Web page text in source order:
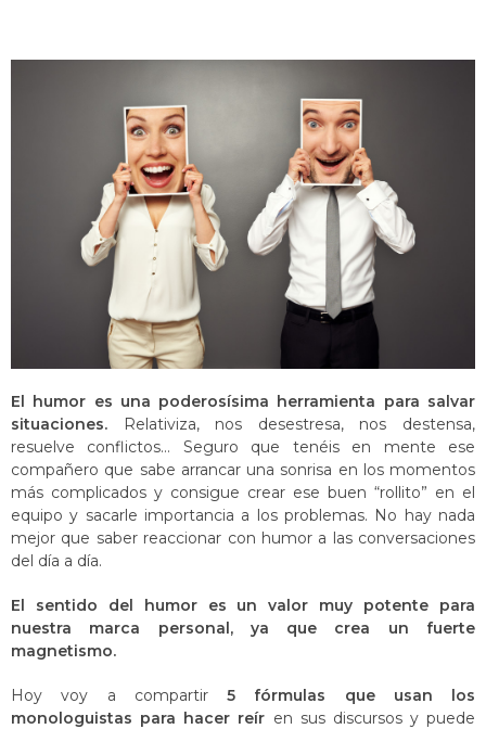
El humor es una poderosísima herramienta para salvar
situaciones. Relativiza, nos desestresa, nos destensa,
resuelve conflictos… Seguro que tenéis en mente ese
compañero que sabe arrancar una sonrisa en los momentos
más complicados y consigue crear ese buen “rollito” en el
equipo y sacarle importancia a los problemas. No hay nada
mejor que saber reaccionar con humor a las conversaciones
del día a día.
El sentido del humor es un valor muy potente para
nuestra marca personal, ya que crea un fuerte
magnetismo.
Hoy voy a compartir 5 fórmulas que usan los
monologuistas para hacer reír en sus discursos y puede